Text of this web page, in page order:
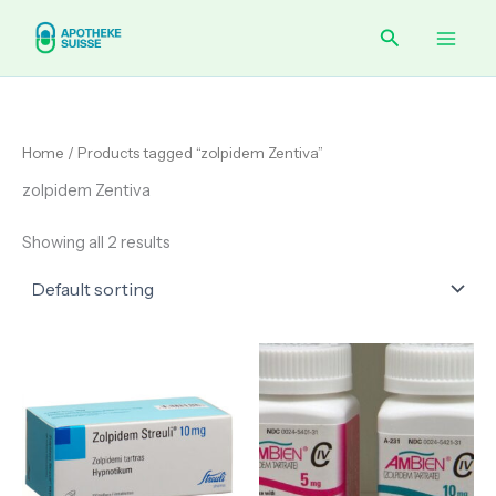
content
Search
Home / Products tagged “zolpidem Zentiva”
zolpidem Zentiva
Showing all 2 results
through
€ 285.00
Price
€ 165.00
through